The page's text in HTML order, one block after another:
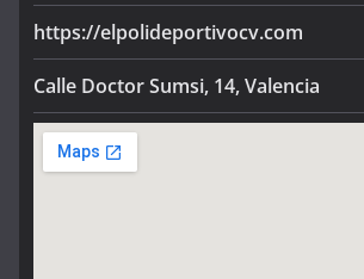
https://elpolideportivocv.com
Calle Doctor Sumsi, 14, Valencia